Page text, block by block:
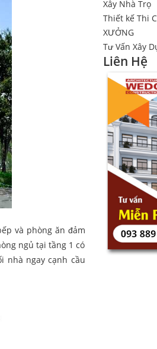
và phòng ăn đảm
ngủ tại tầng 1 có
nhà ngay cạnh cầu
Xây Nhà Trọ
Thiết kế Thi
XƯỞNG
Tư Vấn Xây
Liên Hệ